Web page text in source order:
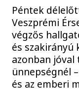
Péntek
Veszprémi
végzős
és szakirányú
azonban
ünnepségnél
és az emberi